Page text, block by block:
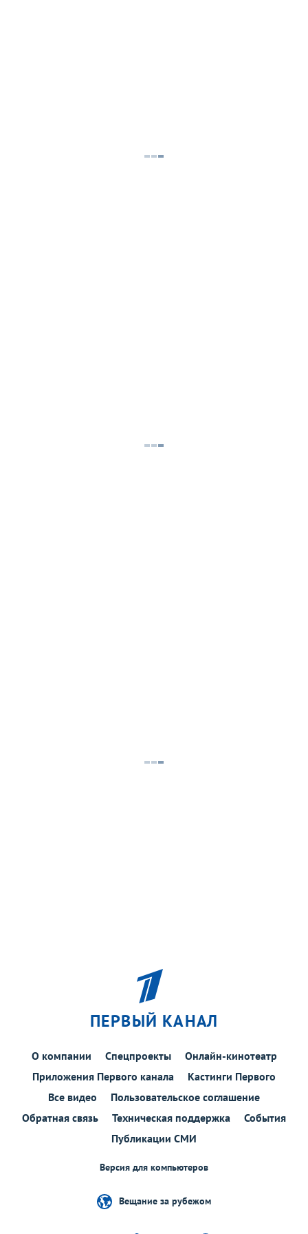
ПЕРВЫЙ КАНАЛ
О компании Спецпроекты
Онлайн-кинотеатр
Приложения Первого канала
Кастинги Первого
Все видео
Пользовательское соглашение
Обратная связь
Техническая поддержка
События
Публикации СМИ
Версия для компьютеров
Вещание за рубежом